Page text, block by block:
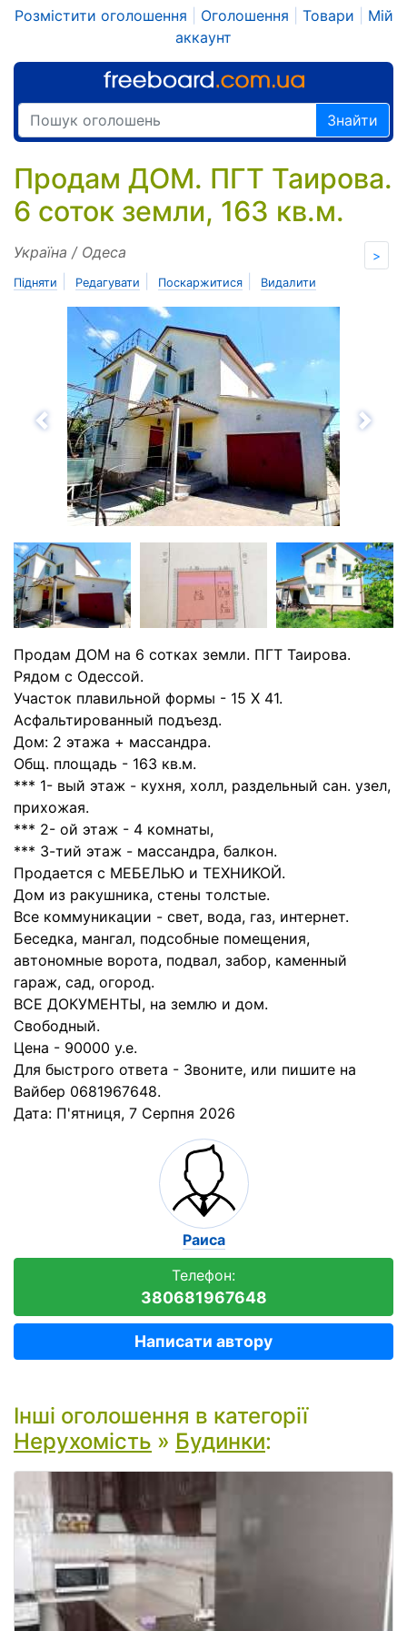
Розмістити оголошення Оголошення Товари
Мій
аккаунт
Знайти
Продам ДОМ. ПГТ Таирова.
6 соток земли, 163 кв.м.
>
Україна / Одеса
Підняти Редагувати Поскаржитися Видалити
Назад
Продам ДОМ на 6 сотках земли. ПГТ Таирова.
Рядом с Одессой.
Участок плавильной формы - 15 Х 41.
Асфальтированный подъезд.
Дом: 2 этажа + массандра.
Общ. площадь - 163 кв.м.
*** 1- вый этаж - кухня, холл, раздельный сан. узел,
прихожая.
*** 2- ой этаж - 4 комнаты,
*** 3-тий этаж - массандра, балкон.
Продается с МЕБЕЛЬЮ и ТЕХНИКОЙ.
Дом из ракушника, стены толстые.
Все коммуникации - свет, вода, газ, интернет.
Беседка, мангал, подсобные помещения,
автономные ворота, подвал, забор, каменный
гараж, сад, огород.
ВСЕ ДОКУМЕНТЫ, на землю и дом.
Свободный.
Цена - 90000 у.е.
Для быстрого ответа - Звоните, или пишите на
Вайбер 0681967648.
Дата: П'ятниця, 7 Серпня 2026
Раиса
Телефон:
380681967648
Написати автору
Інші оголошення в категорії
Нерухомість » Будинки: